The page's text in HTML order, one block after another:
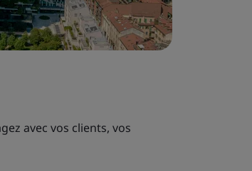
avec vos clients, vos